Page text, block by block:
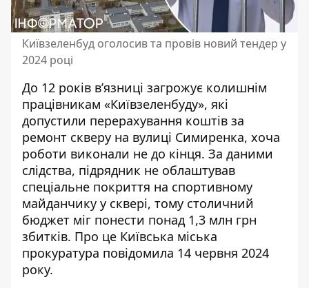
Київзеленбуд оголосив та провів новий тендер у
2024 році
До 12 років в’язниці загрожує колишнім
працівникам «Київзеленбуду», які
допустили перерахування коштів за
ремонт скверу на вулиці Симиренка, хоча
роботи виконали не до кінця. За даними
слідства, підрядник не облаштував
спеціальне покриття на спортивному
майданчику у сквері, тому столичний
бюджет міг понести понад 1,3 млн грн
збитків. Про це Київська міська
прокуратура повідомила 14 червня 2024
року.